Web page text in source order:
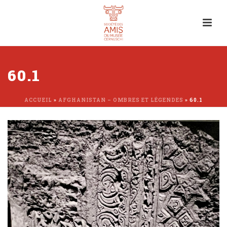
60.1
ACCUEIL » AFGHANISTAN – OMBRES ET LÉGENDES » 60.1